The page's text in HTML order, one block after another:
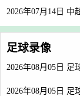
2026年07月14日 中
足球录像
2026年08月05日 足
2026年08月05日 足